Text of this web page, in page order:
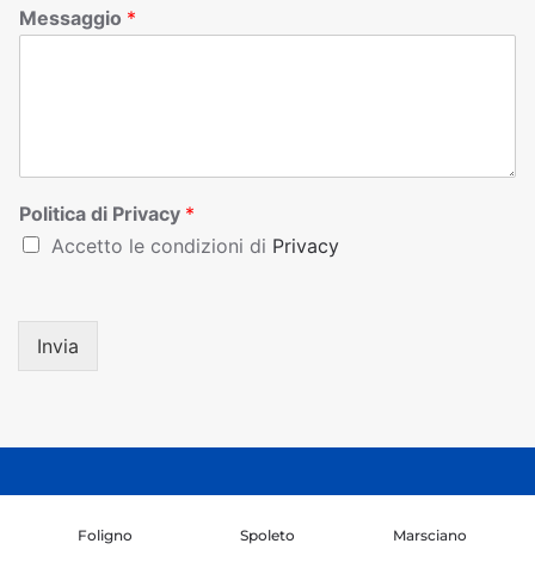
Messaggio *
Politica di Privacy *
Accetto le condizioni di Privacy
Invia
Foligno Spoleto Marsciano